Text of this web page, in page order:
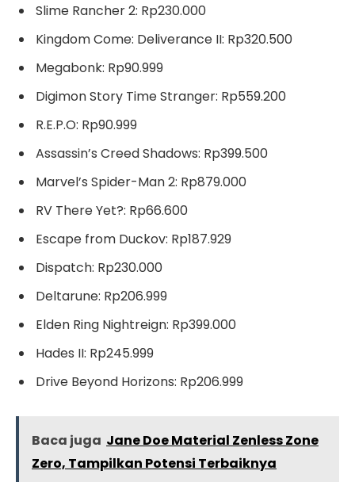
Slime Rancher 2: Rp230.000
Kingdom Come: Deliverance II: Rp320.500
Megabonk: Rp90.999
Digimon Story Time Stranger: Rp559.200
R.E.P.O: Rp90.999
Assassin’s Creed Shadows: Rp399.500
Marvel’s Spider-Man 2: Rp879.000
RV There Yet?: Rp66.600
Escape from Duckov: Rp187.929
Dispatch: Rp230.000
Deltarune: Rp206.999
Elden Ring Nightreign: Rp399.000
Hades II: Rp245.999
Drive Beyond Horizons: Rp206.999
Baca juga Jane Doe Material Zenless Zone
Zero, Tampilkan Potensi Terbaiknya